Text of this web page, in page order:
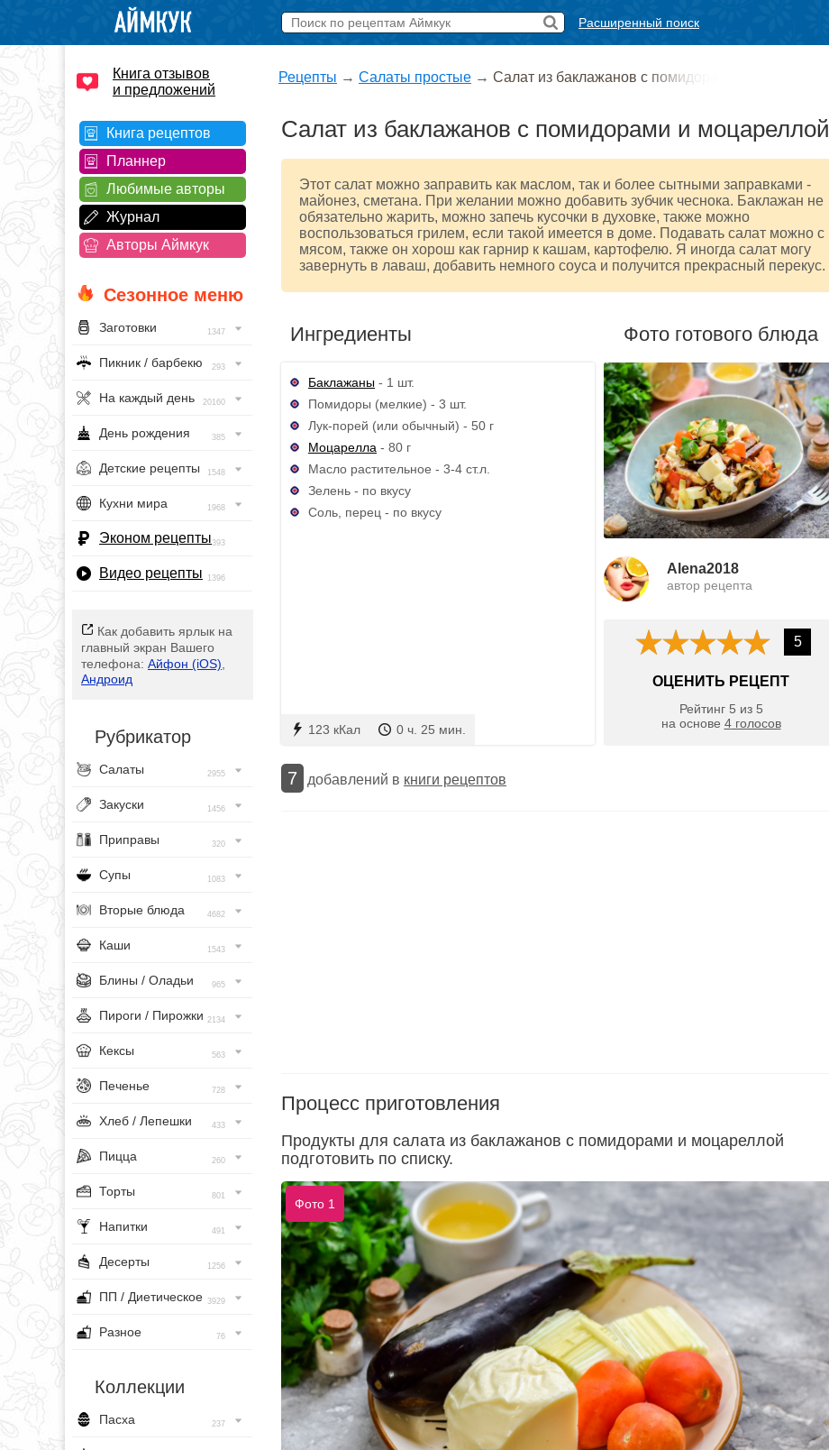
Расширенный поиск
Книга отзывов
и предложений
Книга рецептов
Планнер
Любимые авторы
Журнал
Авторы Аймкук
Сезонное меню
Заготовки 1347
Пикник / барбекю 293
На каждый день 20160
День рождения 385
Детские рецепты 1548
Кухни мира 1968
Эконом рецепты393
Видео рецепты 1396
Как добавить ярлык на
главный экран Вашего
телефона: Айфон (iOS)
Андроид
Рубрикатор
Салаты 2955
Закуски 1456
Приправы 320
Супы 1083
Вторые блюда 4682
Каши 1543
Блины / Оладьи 965
Пироги / Пирожки 2134
Кексы 563
Печенье 728
Хлеб / Лепешки 433
Пицца 260
Торты 801
Напитки 491
Десерты 1256
ПП / Диетическое 3929
Разное 76
Коллекции
Пасха 237
Рецепты → Салаты простые → Салат из баклажанов с помидора
Салат из баклажанов с помидорами и моцареллой
Этот салат можно заправить как маслом, так и более сытными заправками -
майонез, сметана. При желании можно добавить зубчик чеснока. Баклажан не
обязательно жарить, можно запечь кусочки в духовке, также можно
воспользоваться грилем, если такой имеется в доме. Подавать салат можно с
мясом, также он хорош как гарнир к кашам, картофелю. Я иногда салат могу
завернуть в лаваш, добавить немного соуса и получится прекрасный перекус.
Ингредиенты
Баклажаны - 1 шт.
Помидоры (мелкие) - 3 шт.
Лук-порей (или обычный) - 50 г
Моцарелла - 80 г
Масло растительное - 3-4 ст.л.
Зелень - по вкусу
Соль, перец - по вкусу
123 кКал 0 ч. 25 мин.
Фото готового блюда
Alena2018
автор рецепта
5
ОЦЕНИТЬ РЕЦЕПТ
Рейтинг 5 из 5
на основе 4голосов
7 добавлений в книги рецептов
Процесс приготовления
Продукты для салата из баклажанов с помидорами и моцареллой
подготовить по списку.
Фото 1